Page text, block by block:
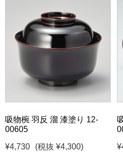
吸物椀 羽反 溜 漆塗り 12-
00605
¥4,730
(税抜 ¥4,300)